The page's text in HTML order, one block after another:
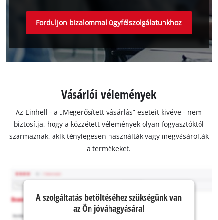
Forduljon bizalommal ügyfélszolgálatunkhoz
Vásárlói vélemények
Az Einhell - a „Megerősített vásárlás” eseteit kivéve - nem
biztosítja, hogy a közzétett vélemények olyan fogyasztóktól
származnak, akik ténylegesen használták vagy megvásárolták
a termékeket.
A szolgáltatás betöltéséhez szükségünk van
az Ön jóváhagyására!